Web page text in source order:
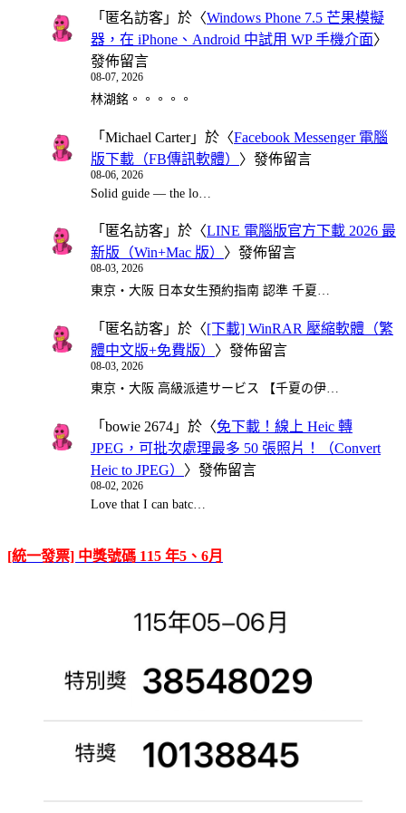
「 匿名訪客 」於〈Windows Phone 7.5 芒果模擬
器，在 iPhone、Android 中試用 WP 手機介面〉
發佈留言
08-07, 2026
林湖銘。。。。。
「 Michael Carter」於〈Facebook Messenger 電腦
版下載（FB傳訊軟體） 〉發佈留言
08-06, 2026
Solid guide — the lo…
「 匿名訪客 」於〈LINE 電腦版官方下載 2026 最
新版（Win+Mac 版） 〉發佈留言
08-03, 2026
東京・大阪 日本女生預約指南 認準 千夏…
「 匿名訪客 」於〈[下載] WinRAR 壓縮軟體（繁
體中文版+免費版） 〉發佈留言
08-03, 2026
東京・大阪 高級派遣サービス 【千夏の伊…
「 bowie 2674 」於〈免下載！線上 Heic 轉
JPEG，可批次處理最多 50 張照片！（Convert
Heic to JPEG） 〉發佈留言
08-02, 2026
Love that I can batc…
[統一發票] 中獎號碼 115 年5、6月